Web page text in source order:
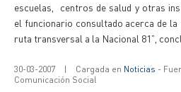
escuelas, centros de salud y otras
el funcionario consultado acerca de la
ruta transversal a la Nacional 81”,
30-03-2007 | Cargada en Noticias -
Comunicación Social